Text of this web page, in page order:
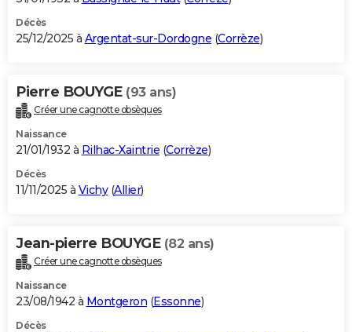
S'inscrire
Se connecter
Lycées
Collèges
Primaires
Universités
Entreprises
Service militaire
Avis de recherche
AVIS DE DÉCÈS
Bricolage
Lifestyle
Culture
Sport
Auto
Television
Voyage
Cinema
Décès
25/12/2025 à Argentat-sur-Dordogne (Corrèze)
Pierre BOUYGE (93 ans)
Créer une cagnotte obsèques
Naissance
21/01/1932 à Rilhac-Xaintrie (Corrèze)
Décès
11/11/2025 à Vichy(Allier)
Jean-pierre BOUYGE (82 ans)
Créer une cagnotte obsèques
Naissance
23/08/1942 à Montgeron (Essonne)
Décès